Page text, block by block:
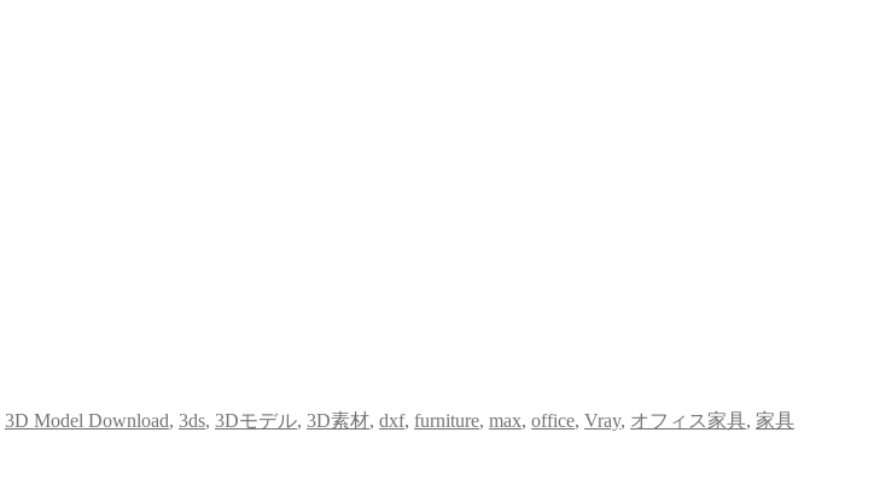
3D Model Download, 3ds, 3Dモデル, 3D素材, dxf, furniture, max, office, Vray, オフィス家具, 家具